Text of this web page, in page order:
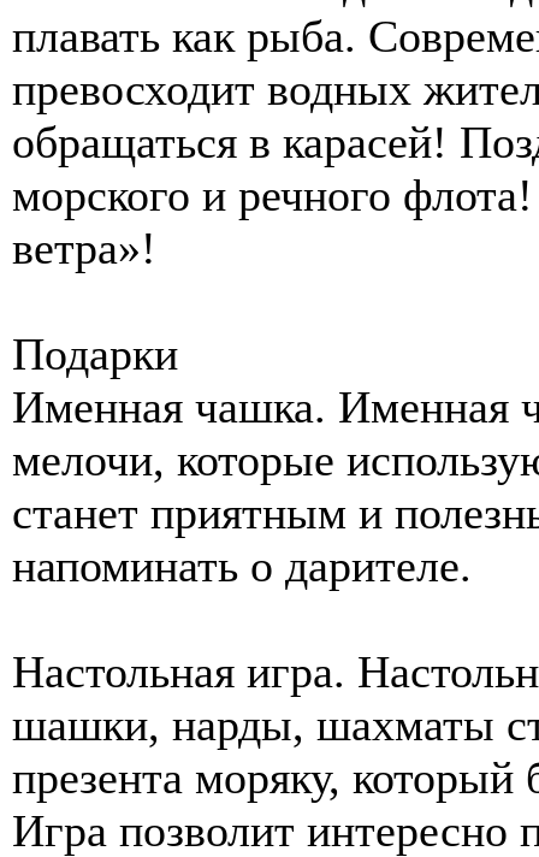
плавать как рыба.
превосходит водных
обращаться в карасей!
морского и речного
ветра»!
Подарки
Именная чашка. Именная
мелочи, которые
станет приятным и
напоминать о дарителе.
Настольная игра.
шашки, нарды, шахматы
презента моряку,
Игра позволит интересно